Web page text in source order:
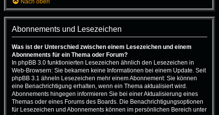
Nach oben
Abonnements und Lesezeichen
Was ist der Unterschied zwischen einem Lesezeichen und einem
Abonnements für ein Thema oder Forum?
In phpBB 3.0 funktionierten Lesezeichen ähnlich den Lesezeichen in
Web-Browsern: Sie bekamen keine Informationen bei einem Update. Seit
phpBB 3.1 ähneln Lesezeichen mehr einem Abonnement: Sie können
eine Benachrichtigung erhalten, wenn ein Thema aktualisiert wird.
Abonnements hingegen informieren Sie bei einer Aktualisierung eines
Themas oder eines Forums des Boards. Die Benachrichtigungsoptionen
für Lesezeichen und Abonnements können im persönlichen Bereich unter